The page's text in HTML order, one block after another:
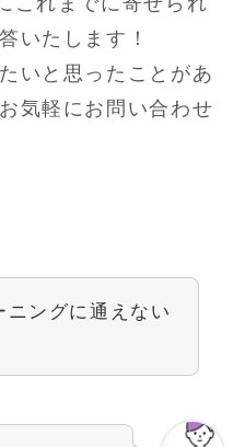
いたします！
いと思ったことがあ
気軽にお問い合わせ
ニングに通えない